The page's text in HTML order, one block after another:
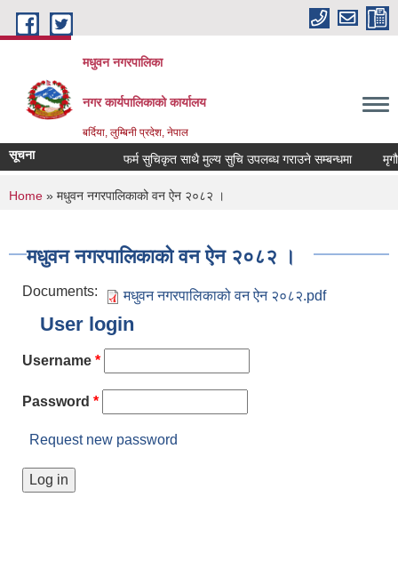
Skip to main content
मधुवन नगरपालिका
नगर कार्यपालिकाको कार्यालय
बर्दिया, लुम्बिनी प्रदेश, नेपाल
सूचना फर्म सुचिकृत साथै मुल्य सुचि उपलब्ध गराउने सम्बन्धमा
You are here
Home » मधुवन नगरपालिकाको वन ऐन २०८२ ।
मधुवन नगरपालिकाको वन ऐन २०८२ ।
Documents: मधुवन नगरपालिकाको वन ऐन २०८२.pdf
User login
Username *
Password *
Request new password